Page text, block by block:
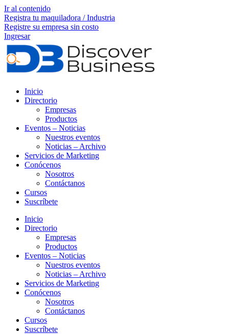
Ir al contenido
Registra tu maquiladora / Industria
Registre su empresa sin costo
Ingresar
Inicio
Directorio
Empresas
Productos
Eventos – Noticias
Nuestros eventos
Noticias – Archivo
Servicios de Marketing
Conócenos
Nosotros
Contáctanos
Cursos
Suscríbete
Inicio
Directorio
Empresas
Productos
Eventos – Noticias
Nuestros eventos
Noticias – Archivo
Servicios de Marketing
Conócenos
Nosotros
Contáctanos
Cursos
Suscríbete